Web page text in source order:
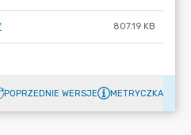
807.19 KB
POPRZEDNIE WERSJE METRYCZKA